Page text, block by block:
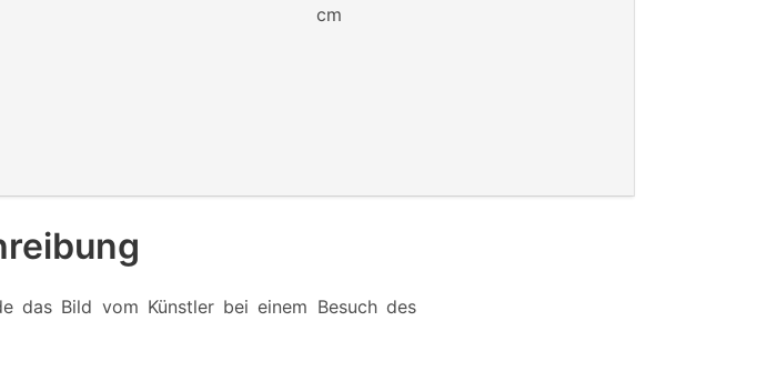
cm
das Bild vom Künstler bei einem Besuch des